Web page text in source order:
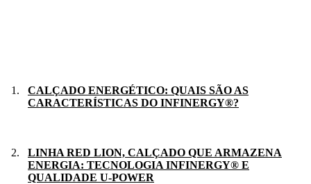
CALÇADO ENERGÉTICO: QUAIS SÃO AS
CARACTERÍSTICAS DO INFINERGY®?
LINHA RED LION, CALÇADO QUE ARMAZENA
ENERGIA: TECNOLOGIA INFINERGY® E
QUALIDADE U-POWER